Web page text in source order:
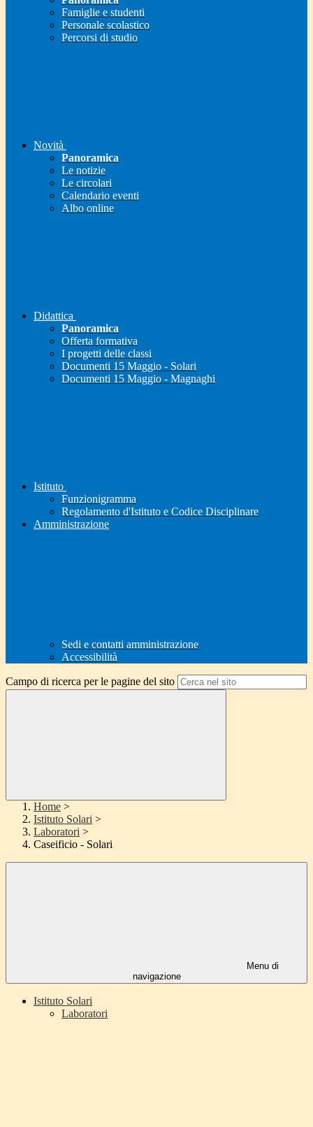
Famiglie e studenti
Personale scolastico
Percorsi di studio
Novità
Panoramica
Le notizie
Le circolari
Calendario eventi
Albo online
Didattica
Panoramica
Offerta formativa
I progetti delle classi
Documenti 15 Maggio - Solari
Documenti 15 Maggio - Magnaghi
Istituto
Funzionigramma
Regolamento d'Istituto e Codice Disciplinare
Amministrazione
Sedi e contatti amministrazione
Accessibilità
Campo di ricerca per le pagine del sito
Home >
Istituto Solari >
Laboratori >
Caseificio - Solari
Menu di
navigazione
Istituto Solari
Laboratori